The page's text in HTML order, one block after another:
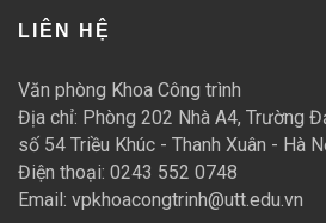
LIÊN HỆ
Văn phòng Khoa Công trình
Địa chỉ: Phòng 202 Nhà A4, Trường
số 54 Triều Khúc - Thanh Xuân - Hà
Điện thoại: 0243 552 0748
Email: vpkhoacongtrinh@utt.edu.vn